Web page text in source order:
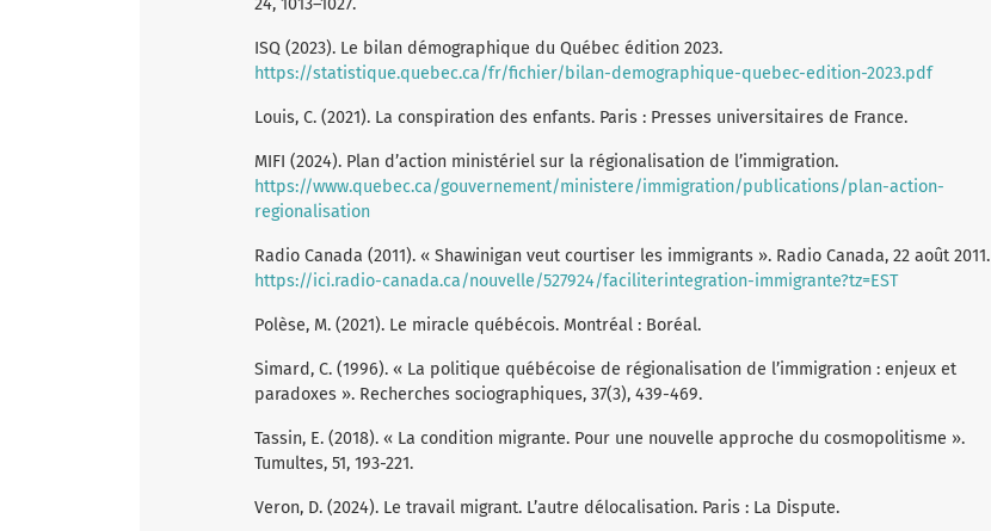
ISQ (2023). Le bilan démographique du Québec édition 2023.
https://statistique.quebec.ca/fr/fichier/bilan-demographique-quebec-edition-2023.pdf
Louis, C. (2021). La conspiration des enfants. Paris : Presses universitaires de France.
MIFI (2024). Plan d’action ministériel sur la régionalisation de l’immigration.
https://www.quebec.ca/gouvernement/ministere/immigration/publications/plan-action-
regionalisation
Radio Canada (2011). « Shawinigan veut courtiser les immigrants ». Radio Canada, 22 août 2011.
https://ici.radio-canada.ca/nouvelle/527924/faciliterintegration-immigrante?tz=EST
Polèse, M. (2021). Le miracle québécois. Montréal : Boréal.
Simard, C. (1996). « La politique québécoise de régionalisation de l’immigration : enjeux et
paradoxes ». Recherches sociographiques, 37(3), 439-469.
Tassin, E. (2018). « La condition migrante. Pour une nouvelle approche du cosmopolitisme ».
Tumultes, 51, 193-221.
Veron, D. (2024). Le travail migrant. L’autre délocalisation. Paris : La Dispute.